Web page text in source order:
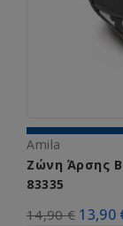
Amila
Ζώνη Άρσης
83335
14,90 € 13,90